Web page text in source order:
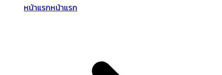
หน้าแรกหน้าแรก